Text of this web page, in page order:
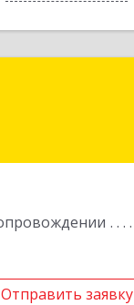
Отправить заявку
Отправить заявку